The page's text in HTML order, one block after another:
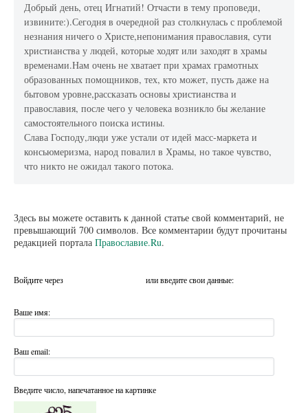
Добрый день, отец Игнатий! Отчасти в тему проповеди,
извините:).Сегодня в очередной раз столкнулась с проблемой
незнания ничего о Христе,непонимания православия, сути
христианства у людей, которые ходят или заходят в храмы
временами.Нам очень не хватает при храмах грамотных
образованных помощников, тех, кто может, пусть даже на
бытовом уровне,рассказать основы христианства и
православия, после чего у человека возникло бы желание
самостоятельного поиска истины.
Слава Господу,люди уже устали от идей масс-маркета и
консьюмеризма, народ повалил в Храмы, но такое чувство,
что никто не ожидал такого потока.
Здесь вы можете оставить к данной статье свой комментарий, не
превышающий 700 символов. Все комментарии будут прочитаны
редакцией портала Православие.Ru.
Войдите через или введите свои данные:
Ваше имя:
Ваш email:
Введите число, напечатанное на картинке